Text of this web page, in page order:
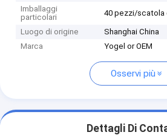
Imballaggi
particolari
40 pezzi/scatola
Luogo di origine
Shanghai China
Marca
Yogel or OEM
Osservi più
Dettagli Di